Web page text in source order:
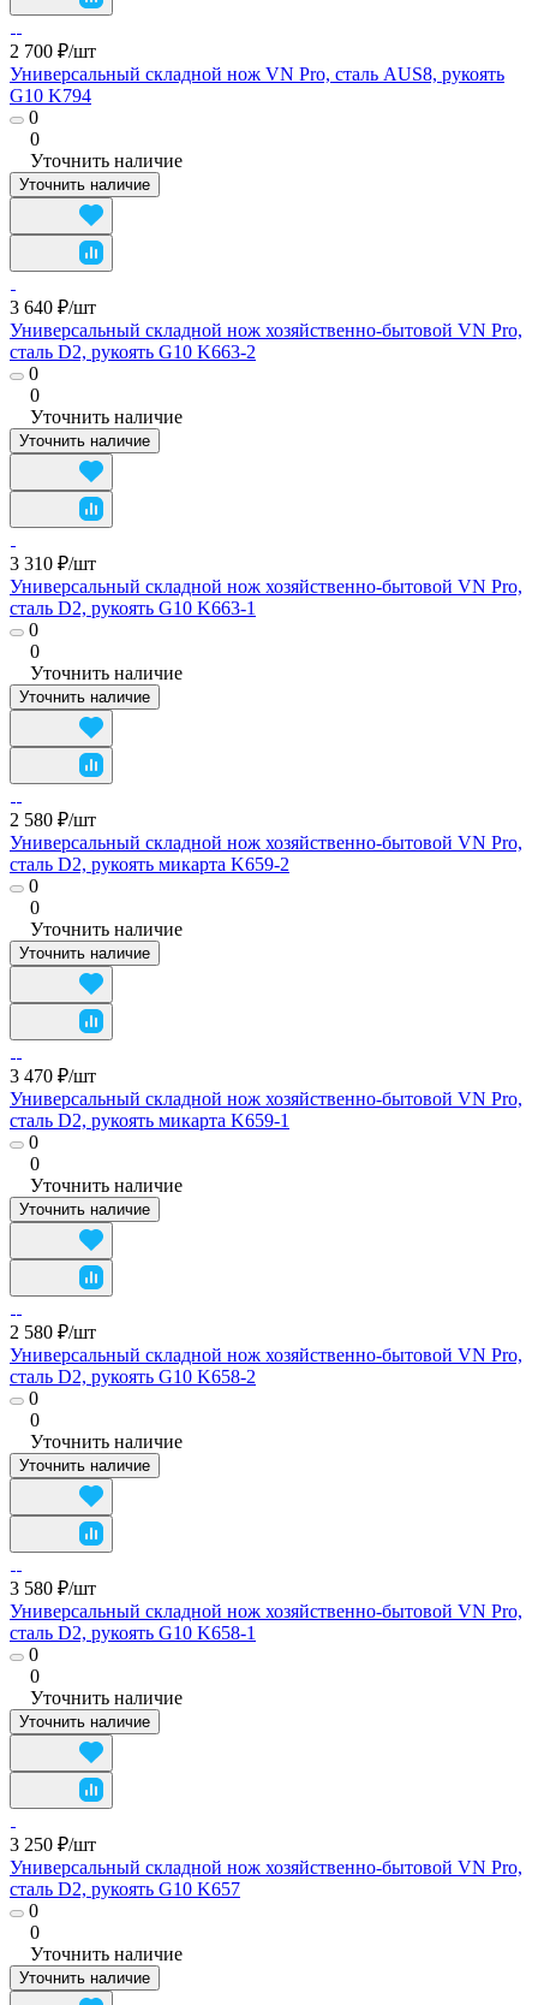
2 700 ₽/шт
Универсальный складной нож VN Pro, сталь AUS8, рукоять
G10 K794
0
0
Уточнить наличие
Уточнить наличие
3 640 ₽/шт
Универсальный складной нож хозяйственно-бытовой VN Pro,
сталь D2, рукоять G10 K663-2
0
0
Уточнить наличие
Уточнить наличие
3 310 ₽/шт
Универсальный складной нож хозяйственно-бытовой VN Pro,
сталь D2, рукоять G10 K663-1
0
0
Уточнить наличие
Уточнить наличие
2 580 ₽/шт
Универсальный складной нож хозяйственно-бытовой VN Pro,
сталь D2, рукоять микарта K659-2
0
0
Уточнить наличие
Уточнить наличие
3 470 ₽/шт
Универсальный складной нож хозяйственно-бытовой VN Pro,
сталь D2, рукоять микарта K659-1
0
0
Уточнить наличие
Уточнить наличие
2 580 ₽/шт
Универсальный складной нож хозяйственно-бытовой VN Pro,
сталь D2, рукоять G10 K658-2
0
0
Уточнить наличие
Уточнить наличие
3 580 ₽/шт
Универсальный складной нож хозяйственно-бытовой VN Pro,
сталь D2, рукоять G10 K658-1
0
0
Уточнить наличие
Уточнить наличие
3 250 ₽/шт
Универсальный складной нож хозяйственно-бытовой VN Pro,
сталь D2, рукоять G10 K657
0
0
Уточнить наличие
Уточнить наличие